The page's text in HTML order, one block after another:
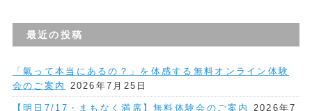
最近の投稿
「氣って本当にあるの？」を体感する無料オンライン体験
会のご案内
2026年7月25日
【明日7/17・まもなく満席】無料体験会のご案内
2026年7